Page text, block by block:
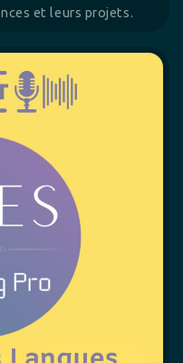
et leurs projets.